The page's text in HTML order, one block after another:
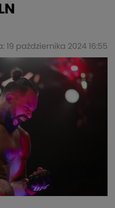
19 października 2024 16:55